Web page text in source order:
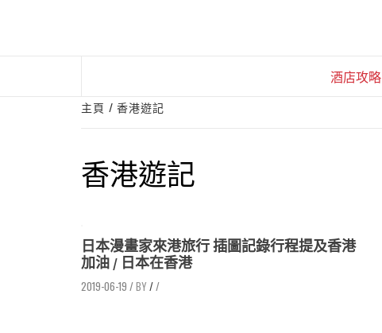
酒店攻略
主頁 香港遊記
香港遊記
日本漫畫家來港旅行 插圖記錄行程提及香港
加油 / 日本在香港
2019-06-19 / //